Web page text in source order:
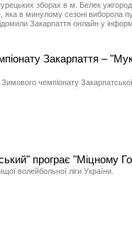
зборах в м. Белек
в минулому сезоні виборола
Закарпаття онлайн у
Закарпаття –
Зимового чемпіонату
програє "Міцному
волейбольної ліги України.